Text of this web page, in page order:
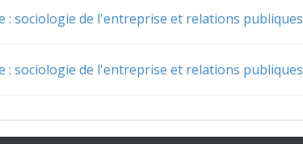
: sociologie de l'entreprise et relations publiques
: sociologie de l'entreprise et relations publiques